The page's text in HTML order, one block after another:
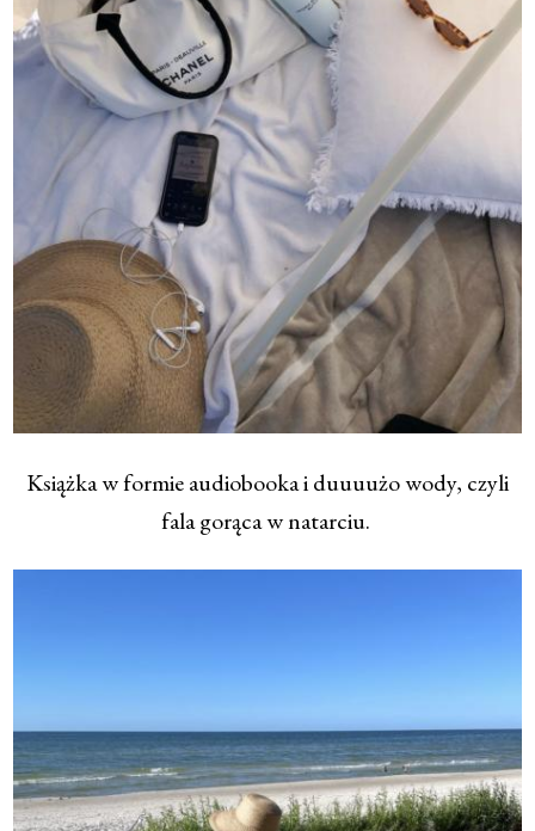
Książka w formie audiobooka i duuuużo wody, czyli
fala gorąca w natarciu.